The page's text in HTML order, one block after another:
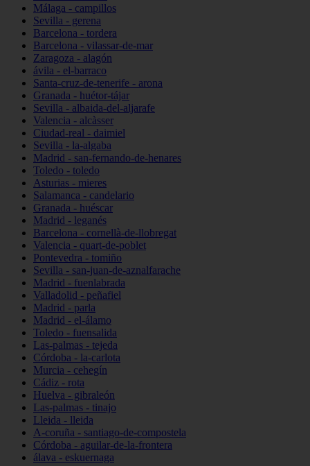
Málaga - campillos
Sevilla - gerena
Barcelona - tordera
Barcelona - vilassar-de-mar
Zaragoza - alagón
ávila - el-barraco
Santa-cruz-de-tenerife - arona
Granada - huétor-tájar
Sevilla - albaida-del-aljarafe
Valencia - alcàsser
Ciudad-real - daimiel
Sevilla - la-algaba
Madrid - san-fernando-de-henares
Toledo - toledo
Asturias - mieres
Salamanca - candelario
Granada - huéscar
Madrid - leganés
Barcelona - cornellà-de-llobregat
Valencia - quart-de-poblet
Pontevedra - tomiño
Sevilla - san-juan-de-aznalfarache
Madrid - fuenlabrada
Valladolid - peñafiel
Madrid - parla
Madrid - el-álamo
Toledo - fuensalida
Las-palmas - tejeda
Córdoba - la-carlota
Murcia - cehegín
Cádiz - rota
Huelva - gibraleón
Las-palmas - tinajo
Lleida - lleida
A-coruña - santiago-de-compostela
Córdoba - aguilar-de-la-frontera
álava - eskuernaga